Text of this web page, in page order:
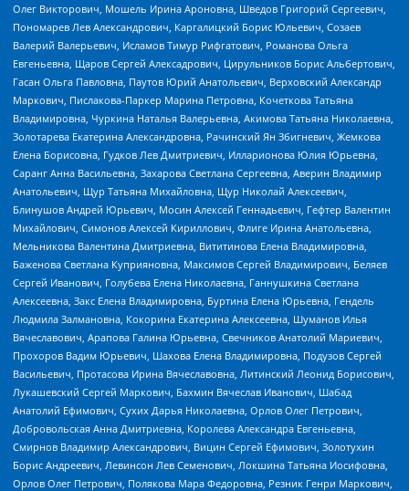
Олег Викторович, Мошель Ирина Ароновна, Шведов Григорий Сергеевич,
Пономарев Лев Александрович, Каргалицкий Борис Юльевич, Созаев
Валерий Валерьевич, Исламов Тимур Рифгатович, Романова Ольга
Евгеньевна, Щаров Сергей Алексадрович, Цирульников Борис Альбертович,
Гасан Ольга Павловна, Паутов Юрий Анатольевич, Верховский Александр
Маркович, Пислакова-Паркер Марина Петровна, Кочеткова Татьяна
Владимировна, Чуркина Наталья Валерьевна, Акимова Татьяна Николаевна,
Золотарева Екатерина Александровна, Рачинский Ян Збигневич, Жемкова
Елена Борисовна, Гудков Лев Дмитриевич, Илларионова Юлия Юрьевна,
Саранг Анна Васильевна, Захарова Светлана Сергеевна, Аверин Владимир
Анатольевич, Щур Татьяна Михайловна, Щур Николай Алексеевич,
Блинушов Андрей Юрьевич, Мосин Алексей Геннадьевич, Гефтер Валентин
Михайлович, Симонов Алексей Кириллович, Флиге Ирина Анатольевна,
Мельникова Валентина Дмитриевна, Вититинова Елена Владимировна,
Баженова Светлана Куприяновна, Максимов Сергей Владимирович, Беляев
Сергей Иванович, Голубева Елена Николаевна, Ганнушкина Светлана
Алексеевна, Закс Елена Владимировна, Буртина Елена Юрьевна, Гендель
Людмила Залмановна, Кокорина Екатерина Алексеевна, Шуманов Илья
Вячеславович, Арапова Галина Юрьевна, Свечников Анатолий Мариевич,
Прохоров Вадим Юрьевич, Шахова Елена Владимировна, Подузов Сергей
Васильевич, Протасова Ирина Вячеславовна, Литинский Леонид Борисович,
Лукашевский Сергей Маркович, Бахмин Вячеслав Иванович, Шабад
Анатолий Ефимович, Сухих Дарья Николаевна, Орлов Олег Петрович,
Добровольская Анна Дмитриевна, Королева Александра Евгеньевна,
Смирнов Владимир Александрович, Вицин Сергей Ефимович, Золотухин
Борис Андреевич, Левинсон Лев Семенович, Локшина Татьяна Иосифовна,
Орлов Олег Петрович, Полякова Мара Федоровна, Резник Генри Маркович,